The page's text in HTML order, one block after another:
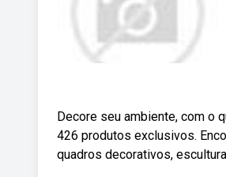
Decore seu ambiente, com o
426 produtos exclusivos.
quadros decorativos,